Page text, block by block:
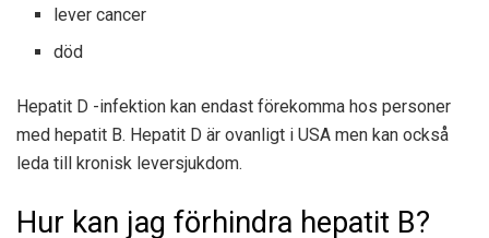
lever cancer
död
Hepatit D -infektion kan endast förekomma hos personer
med hepatit B. Hepatit D är ovanligt i USA men kan också
leda till kronisk leversjukdom.
Hur kan jag förhindra hepatit B?